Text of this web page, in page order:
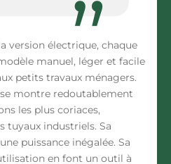
version électrique, chaque
manuel, léger et facile
petits travaux ménagers.
se montre redoutablement
les plus coriaces,
tuyaux industriels. Sa
puissance inégalée. Sa
en font un outil à